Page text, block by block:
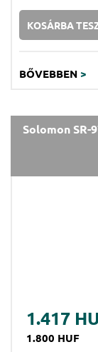
KOSÁRBA
BŐVEBBEN >
Solomon SR-
1.417
1.800 HUF